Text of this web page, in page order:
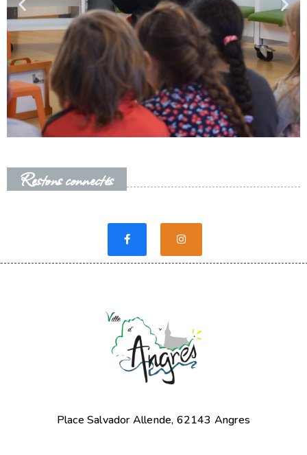
Restons connectés
Place Salvador Allende, 62143 Angres